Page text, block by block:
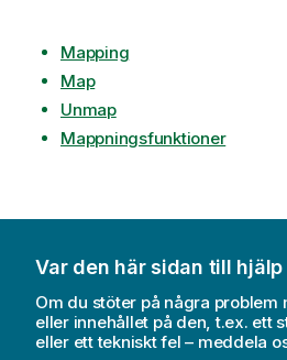
Mapping
Map
Unmap
Mappningsfunktioner
Var den här sidan till
Om du stöter på några problem
eller innehållet på den, t.ex. ett
eller ett tekniskt fel – meddela